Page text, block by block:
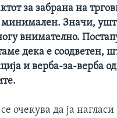
за забрана на
минимален. Значи,
внимателно.
дека е соодветен,
и верба-за-верба
очекува да ја нагласи